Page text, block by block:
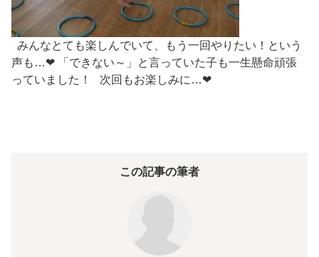
みんなとても楽しんでいて、もう一回やりたい！という
声も…❤ 「できない～」と言っていた子も一生懸命頑張
っていました！ 次回もお楽しみに…❤
この記事の筆者